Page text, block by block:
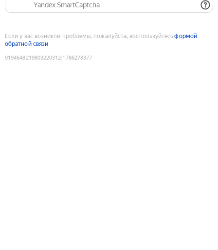
Yandex SmartCaptcha
Если у вас возникли проблемы, пожалуйста, воспользуйтесьформой
обратной связи
9194648219803220312:1786278377